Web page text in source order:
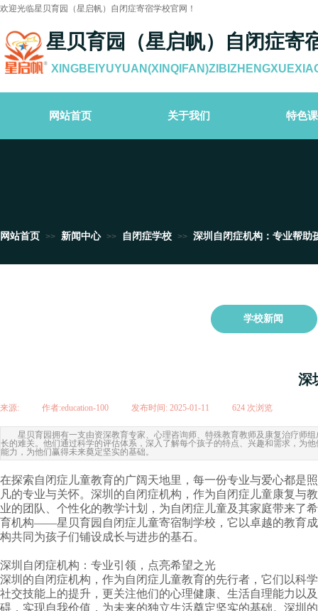
星贝育园（星启帆）自闭症寄
欢迎光临星贝育园（星启帆）自闭症寄宿学校官网！
网站首页 关于我们 特色
网站首页 >> 新闻中心 >> 自闭症学校 >> 深圳自闭症机构：专业帮助
学校新闻
深
来源: 作者:education-100 发布时间: 2025-01-11 624 次浏览
星贝育园拥有一支由资深教育专家、心理咨询师、特殊教育教师及康复治疗师
长的难关。他们通过科学的评估体系，深入了解每个孩子的特点、兴趣和需求，为
能力，为他们赢得未来奠定坚实的基础。
在探索自闭症儿童教育的广阔天地里，每一份专业与爱心都是
凡的专业与关怀。深圳的自闭症机构，作为自闭症儿童康复与
业的团队、个性化的教学计划，为自闭症儿童及其家庭带来了
育机构——星贝育园自闭症儿童寄宿制学校，它以卓越的教育
构共同为孩子们铺设成长与进步的基石。
深圳自闭症机构：专业引领，点亮希望之光
深圳的自闭症机构，作为自闭症儿童教育的先行者，它们以科
社交技能上的提升，更关注他们的心理健康、生活自理能力以
碍，实现自我价值，为未来的独立生活奠定坚实的基础。深圳